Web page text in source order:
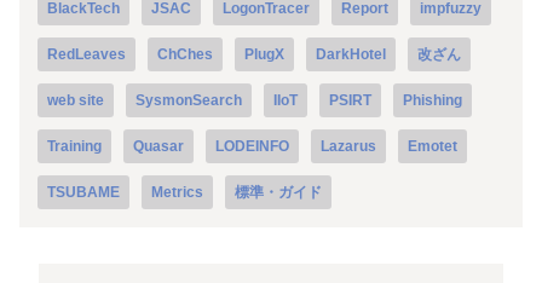
BlackTech JSAC LogonTracer Report impfuzzy
RedLeaves ChChes PlugX DarkHotel 改ざん
web site SysmonSearch IIoT PSIRT Phishing
Training Quasar LODEINFO Lazarus Emotet
TSUBAME Metrics 標準・ガイド